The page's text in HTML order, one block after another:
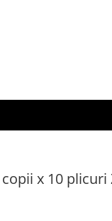
x 10 plicuri